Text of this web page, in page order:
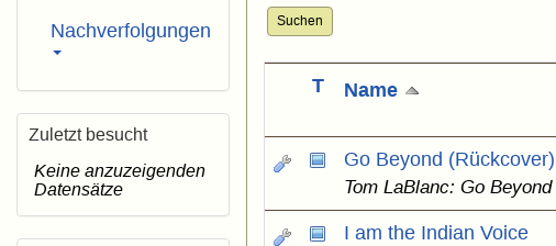
Suchen
T Name
Go Beyond (Rückcover)
Tom LaBlanc: Go
I am the Indian Voice
Nachverfolgungen
Zuletzt besucht
Keine anzuzeigenden
Datensätze